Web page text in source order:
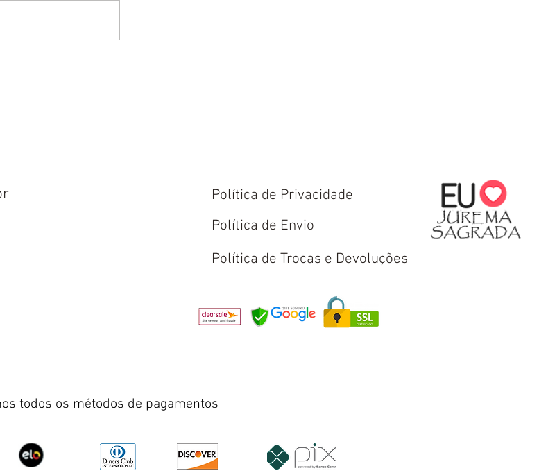
Política de Privacidade
Política de Envio
Política de Trocas e Devoluções
todos os métodos de pagamentos